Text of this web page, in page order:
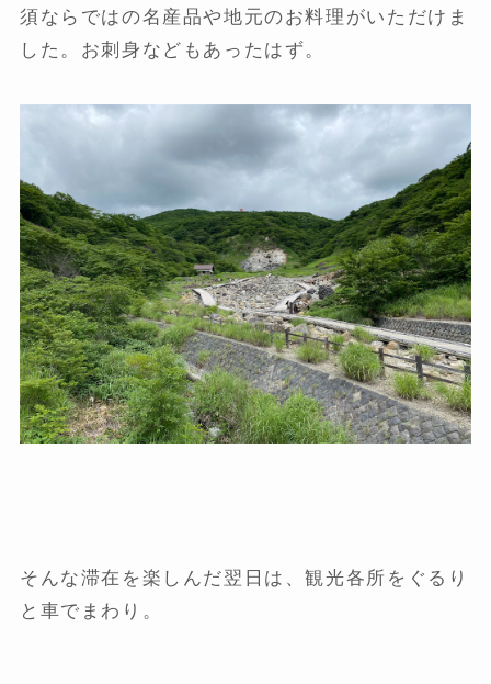
須ならではの名産品や地元のお料理がいただけま
した。お刺身などもあったはず。
そんな滞在を楽しんだ翌日は、観光各所をぐるり
と車でまわり。